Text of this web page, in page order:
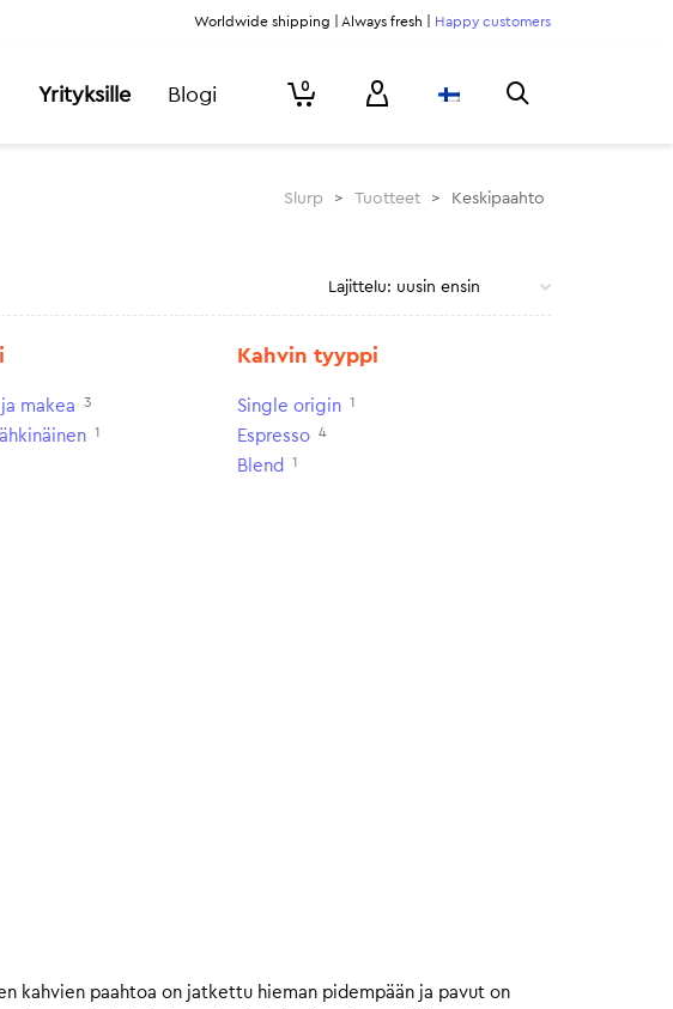
Worldwide shipping | Always fresh | Happy customers
Yrityksille Blogi 0
Slurp > Tuotteet > Keskipaahto
makea 3
1
Kahvin tyyppi
Single origin 1
Espresso 4
Blend 1
kahvien paahtoa on jatkettu hieman pidempään ja pavut on